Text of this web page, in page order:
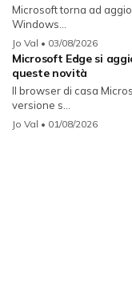
Microsoft torna ad
Windows...
Jo Val • 03/08/2026
Microsoft Edge si
queste novità
Il browser di casa
versione s...
Jo Val • 01/08/2026